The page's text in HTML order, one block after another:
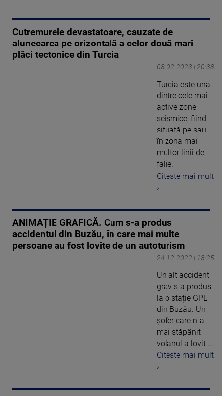
Cutremurele devastatoare, cauzate de
alunecarea pe orizontală a celor două mari
plăci tectonice din Turcia
08-02-2023 | 20:38
Turcia este una
dintre cele mai
active zone
seismice, fiind
situată pe sau
în zona mai
multor linii de
falie.
Citeste mai mult
›
ANIMAȚIE GRAFICĂ. Cum s-a produs
accidentul din Buzău, în care mai multe
persoane au fost lovite de un autoturism
24-12-2022 | 18:25
Un alt accident
grav s-a produs
la o stație GPL
din Buzău. Un
șofer care n-a
mai stăpânit
volanul a lovit ...
Citeste mai mult
›